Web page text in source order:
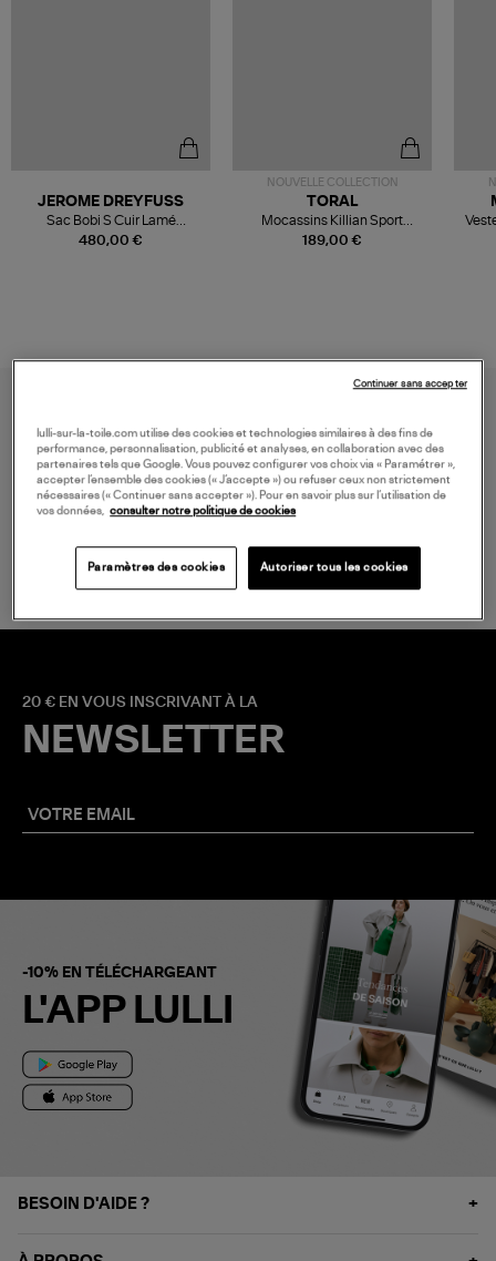
480,00 €
JEROME DREYFUSS
Sac Bobi S Cuir Lamé
Champagne
NOUVELLE COLLECTION
189,00 €
TORAL
Mocassins Killian Sport
Mousse
à partir de 150 € d'achat*
20 € EN VOUS INSCRIVANT À LA
NEWSLETTER
-10% EN TÉLÉCHARGEANT
L'APP LULLI
BESOIN D'AIDE ?
lulli-sur-la-toile.com utilise des cookies et technologies similaires à des fins de
performance, personnalisation, publicité et analyses, en collaboration avec des
partenaires tels que Google. Vous pouvez configurer vos choix via « Paramétrer »,
accepter l’ensemble des cookies (« J’accepte ») ou refuser ceux non strictement
nécessaires (« Continuer sans accepter »). Pour en savoir plus sur l’utilisation de
vos données,
consulter notre politique de cookies
Paramètres des cookies Autoriser tous les cookies
Continuer sans accepter